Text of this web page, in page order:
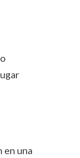
una